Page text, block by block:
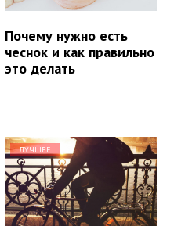
Почему нужно есть
чеснок и как правильно
это делать
ЛУЧШЕЕ